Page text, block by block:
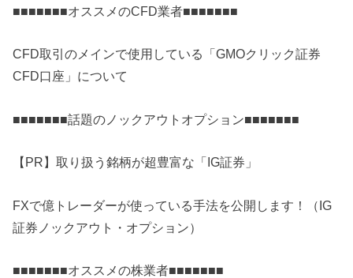
■■■■■■■オススメのCFD業者■■■■■■■
CFD取引のメインで使用している「GMOクリック証券
CFD口座」について
■■■■■■■話題のノックアウトオプション■■■■■■■
【PR】取り扱う銘柄が超豊富な「IG証券」
FXで億トレーダーが使っている手法を公開します！（IG
証券ノックアウト・オプション）
■■■■■■■オススメの株業者■■■■■■■